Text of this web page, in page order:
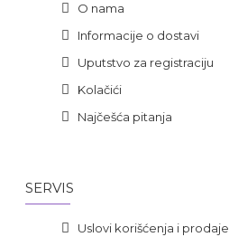
O nama
Informacije o dostavi
Uputstvo za registraciju
Kolačići
Najčešća pitanja
SERVIS
Uslovi korišćenja i prodaje